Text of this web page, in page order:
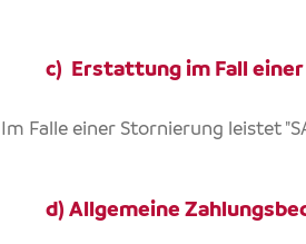
c) Erstattung im Fall
Im Falle einer Stornierung leistet
d) Allgemeine